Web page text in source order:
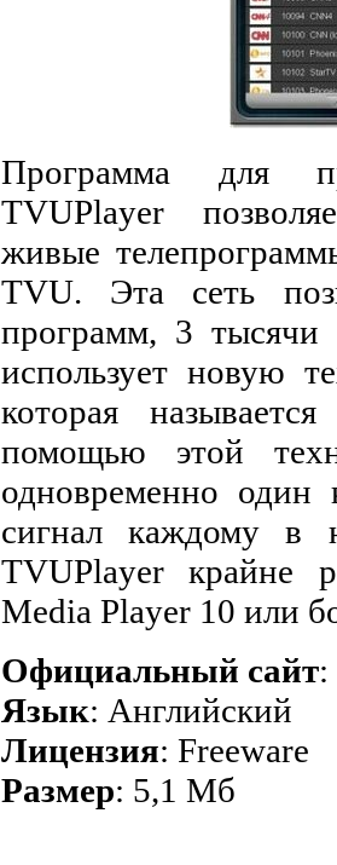
Программа для
TVUPlayer
живые
TVU. Эта сеть
программ, 3
использует новую
которая
помощью этой
одновременно один
сигнал каждому в
TVUPlayer крайне
Media Player 10 или
Официальный сайт
Язык: Английский
Лицензия: Freeware
Размер: 5,1 Мб